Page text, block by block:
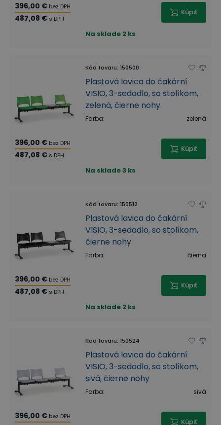
396,00 € bez DPH
487,08 € s DPH
Kúpiť
Na sklade 2 ks
Kód tovaru: 150500
Plastová lavica do čakární
VISIO, 3-sedadlo, so stolíkom,
zelená, čierne nohy
Farba: zelená
396,00 € bez DPH
487,08 € s DPH
Kúpiť
Na sklade3 ks
Kód tovaru: 150512
Plastová lavica do čakární
VISIO, 3-sedadlo, so stolíkom,
čierne nohy
Farba: čierna
396,00 € bez DPH
487,08 € s DPH
Kúpiť
Na sklade 2 ks
Kód tovaru: 150524
Plastová lavica do čakární
VISIO, 3-sedadlo, so stolíkom,
sivá, čierne nohy
Farba: sivá
396,00 € bez DPH
Kúpiť